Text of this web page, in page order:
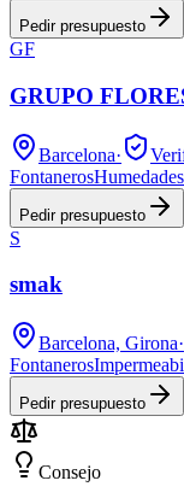
Pedir presupuesto
GF
GRUPO
Barcelona·
FontanerosHumedades
Pedir presupuesto
S
smak
Barcelona, Girona·
Fontaneros
Pedir presupuesto
Consejo